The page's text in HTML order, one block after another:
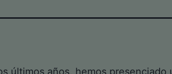
últimos años, hemos